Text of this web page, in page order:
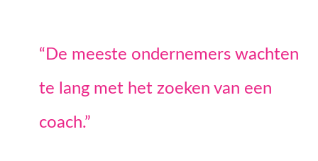
“De meeste ondernemers wachten
te lang met het zoeken van een
coach.”